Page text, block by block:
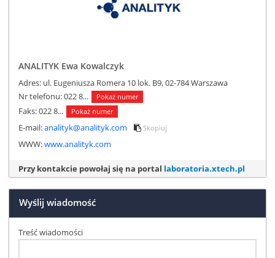
ANALITYK Ewa Kowalczyk
Adres: ul. Eugeniusza Romera 10 lok. B9, 02-784 Warszawa
Nr telefonu:022 8... Pokaż numer
Faks:022 8... Pokaż numer
E-mail:analityk@analityk.com Skopiuj
WWW:www.analityk.com
Przy kontakcie powołaj się na portal laboratoria.xtech.pl
Wyślij wiadomość
Treść wiadomości